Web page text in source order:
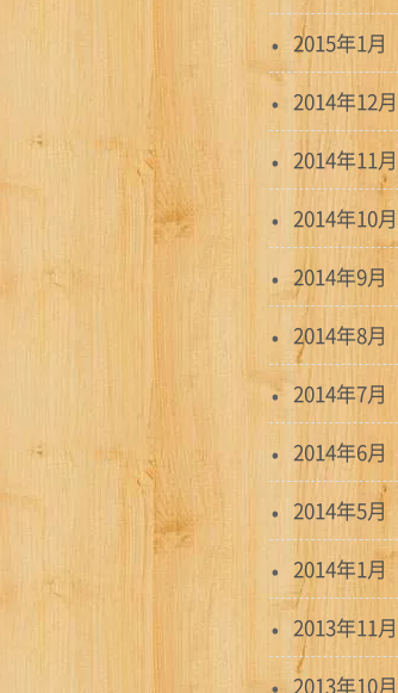
2015年1月
2014年12月
2014年11月
2014年10月
2014年9月
2014年8月
2014年7月
2014年6月
2014年5月
2014年1月
2013年11月
2013年10月